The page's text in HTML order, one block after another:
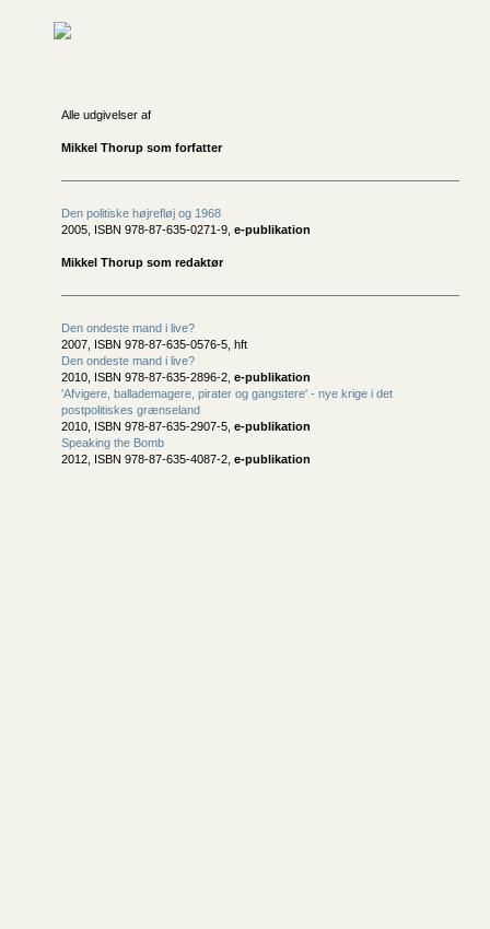
Alle udgivelser af
Mikkel Thorup som forfatter
Den politiske højrefløj og 1968
2005, ISBN 978-87-635-0271-9, e-publikation
Mikkel Thorup som redaktør
Den ondeste mand i live?
2007, ISBN 978-87-635-0576-5, hft
Den ondeste mand i live?
2010, ISBN 978-87-635-2896-2, e-publikation
'Afvigere, ballademagere, pirater og gangstere' - nye krige i det
postpolitiskes grænseland
2010, ISBN 978-87-635-2907-5, e-publikation
Speaking the Bomb
2012, ISBN 978-87-635-4087-2, e-publikation